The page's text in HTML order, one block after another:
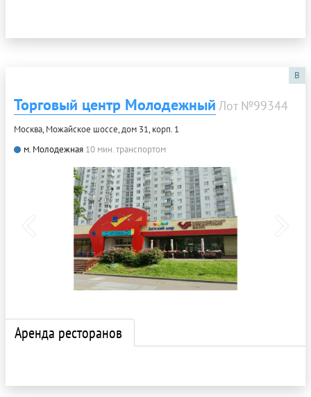
B
Торговый центр Молодежный Лот №99344
Москва, Можайское шоссе, дом 31, корп. 1
м. Молодежная 10 мин. транспортом
Аренда ресторанов